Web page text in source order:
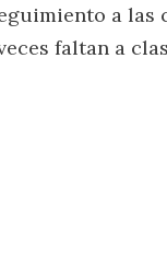
a
faltan a